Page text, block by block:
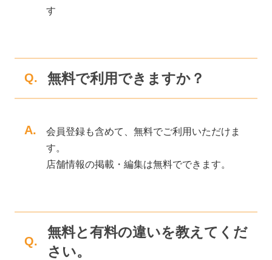
す
Q. 無料で利用できますか？
A.
会員登録も含めて、無料でご利用いただけま
す。
店舗情報の掲載・編集は無料でできます。
Q.
無料と有料の違いを教えてくだ
さい。